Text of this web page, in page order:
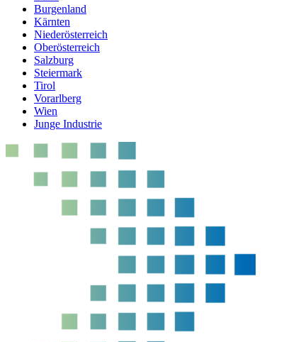
Burgenland
Kärnten
Niederösterreich
Oberösterreich
Salzburg
Steiermark
Tirol
Vorarlberg
Wien
Junge Industrie